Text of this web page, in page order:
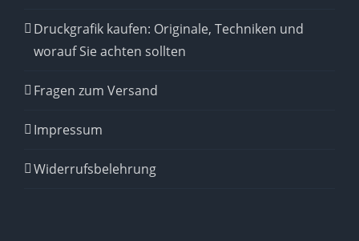
Druckgrafik kaufen: Originale, Techniken und
worauf Sie achten sollten
Fragen zum Versand
Impressum
Widerrufsbelehrung